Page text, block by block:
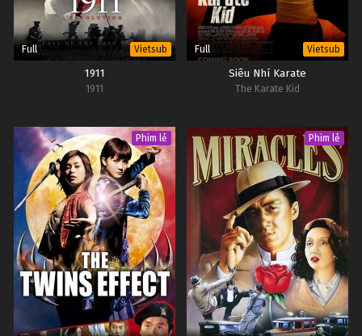
Full Vietsub
1911
1911
Full Vietsub
Siêu Nhí Karate
The Karate Kid
Phim lẻ Phim lẻ